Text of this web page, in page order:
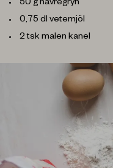
50 g havregryn
0,75 dl vetemjöl
2 tsk malen kanel